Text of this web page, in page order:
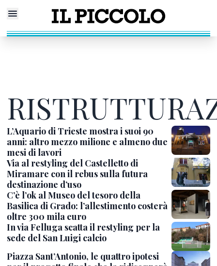
L’Aquario di Trieste mostra i suoi 90
anni: altro mezzo milione e almeno due
mesi di lavori
Via al restyling del Castelletto di
Miramare con il rebus sulla futura
destinazione d’uso
C’è l’ok al Museo del tesoro della
Basilica di Grado: l’allestimento costerà
oltre 300 mila euro
In via Felluga scatta il restyling per la
sede del San Luigi calcio
Piazza Sant’Antonio, le quattro ipotesi